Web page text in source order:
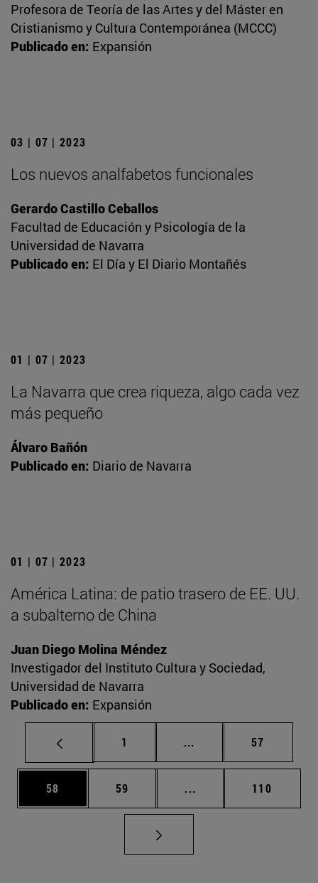
Profesora de Teoría de las Artes y del Máster en
Cristianismo y Cultura Contemporánea (MCCC)
Publicado en: Expansión
03 | 07 | 2023
Los nuevos analfabetos funcionales
Gerardo Castillo Ceballos
Facultad de Educación y Psicología de la
Universidad de Navarra
Publicado en: El Día y El Diario Montañés
01 | 07 | 2023
La Navarra que crea riqueza, algo cada vez
más pequeño
Álvaro Bañón
Publicado en: Diario de Navarra
01 | 07 | 2023
América Latina: de patio trasero de EE. UU.
a subalterno de China
Juan Diego Molina Méndez
Investigador del Instituto Cultura y Sociedad,
Universidad de Navarra
Publicado en: Expansión
Página
1 ... Páginas intermedias
Página
57
Página
58 Página
59 ... Páginas intermedias
Página
110